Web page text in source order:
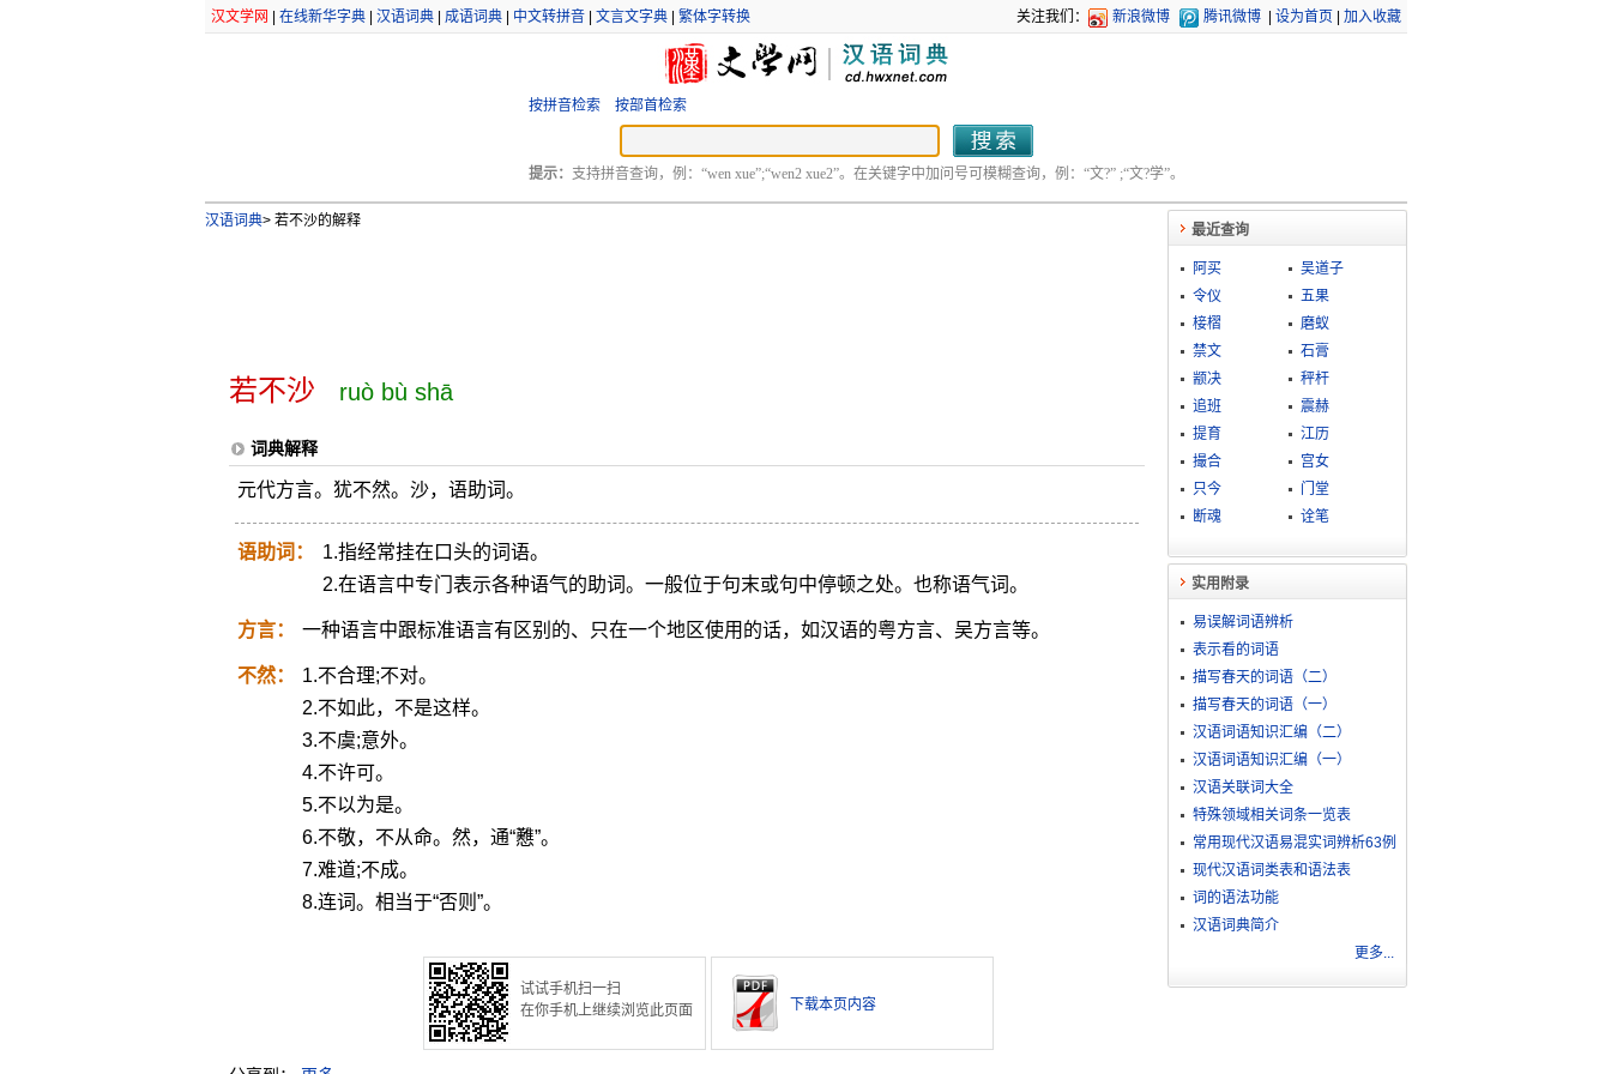
汉文学网 在线新华字典| 汉语词典| 成语词典| 中文转拼音| 文言文字典| 繁体字转换 关注我们： 新浪微博 腾讯微博 设为首页 加入收藏
按拼音检索 按部首检索
提示： 支持拼音查询，例：“wen xue”;“wen2 xue2”。在关键字中加问号可模糊查询，例：“文?” ;“文?学”。
汉语词典>若不沙的解释
若不沙 ruò bù shā
词典解释
元代方言。犹不然。沙，语助词。
语助词：
1.指经常挂在口头的词语。
2.在语言中专门表示各种语气的助词。一般位于句末或句中停顿之处。也称语气词。
方言： 一种语言中跟标准语言有区别的、只在一个地区使用的话，如汉语的粤方言、吴方言等。
不然：
1.不合理;不对。
2.不如此，不是这样。
3.不虞;意外。
4.不许可。
5.不以为是。
6.不敬，不从命。然，通“戁”。
7.难道;不成。
8.连词。相当于“否则”。
试试手机扫一扫
在你手机上继续浏览此页面
下载本页内容
最近查询
阿买
吴道子
令仪
五果
椄槢
磨蚁
禁文
石膏
颛决
秤杆
追班
震赫
提育
江历
撮合
宫女
只今
门堂
断魂
诠笔
实用附录
易误解词语辨析
表示看的词语
描写春天的词语（二）
描写春天的词语（一）
汉语词语知识汇编（二）
汉语词语知识汇编（一）
汉语关联词大全
特殊领域相关词条一览表
常用现代汉语易混实词辨析63例
现代汉语词类表和语法表
词的语法功能
汉语词典简介
更多...